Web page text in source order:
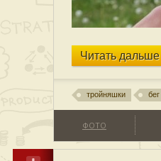
Читать дальше
тройняшки бег
ФОТО